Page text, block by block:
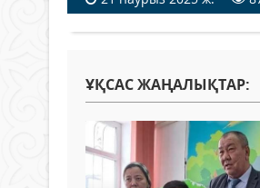
ҰҚСАС ЖАҢАЛЫҚТАР: